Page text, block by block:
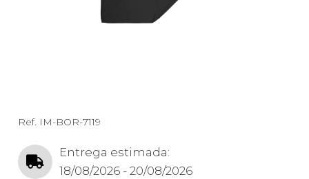
Ref. IM-BOR-7119
Entrega estimada:
18/08/2026 - 20/08/2026